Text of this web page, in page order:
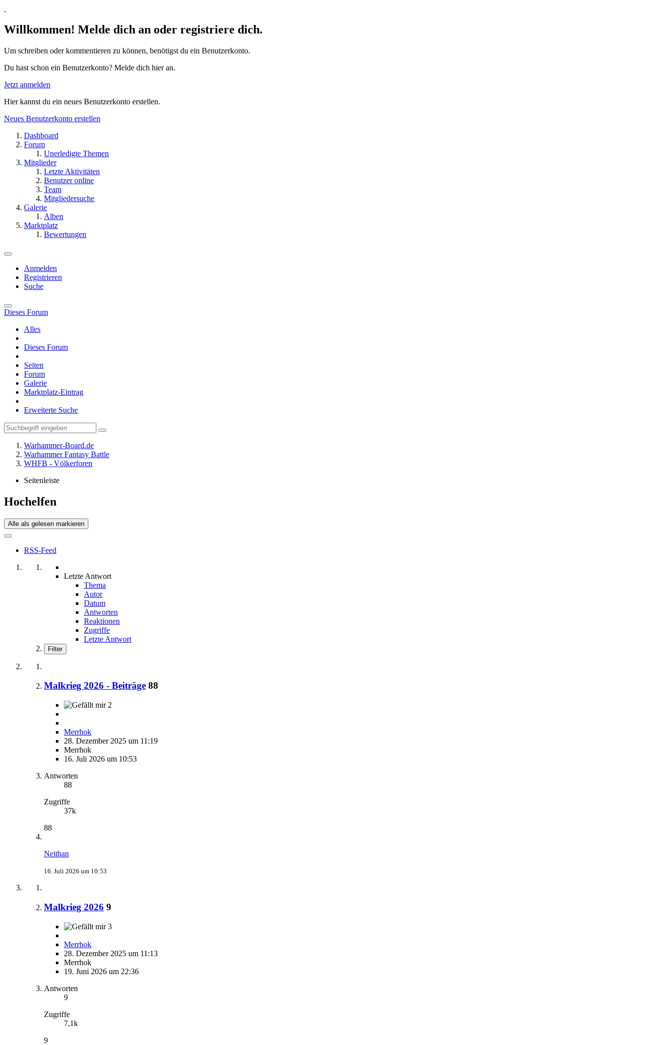
Willkommen! Melde dich an oder registriere dich.
Um schreiben oder kommentieren zu können, benötigst du ein Benutzerkonto.
Du hast schon ein Benutzerkonto? Melde dich hier an.
Jetzt anmelden
Hier kannst du ein neues Benutzerkonto erstellen.
Neues Benutzerkonto erstellen
Dashboard
Forum
Unerledigte Themen
Mitglieder
Letzte Aktivitäten
Benutzer online
Team
Mitgliedersuche
Galerie
Alben
Marktplatz
Bewertungen
Anmelden
Registrieren
Suche
Dieses Forum
Alles
Dieses Forum
Seiten
Forum
Galerie
Marktplatz-Eintrag
Erweiterte Suche
Warhammer-Board.de
Warhammer Fantasy Battle
WHFB - Völkerforen
Seitenleiste
Hochelfen
Alle als gelesen markieren
RSS-Feed
Letzte Antwort
Thema
Autor
Datum
Antworten
Reaktionen
Zugriffe
Letzte Antwort
Filter
Malkrieg 2026 - Beiträge 88
2
Merrhok
28. Dezember 2025 um 11:19
Merrhok
16. Juli 2026 um 10:53
Antworten
88
Zugriffe
37k
88
Neithan
16. Juli 2026 um 10:53
Malkrieg 2026 9
3
Merrhok
28. Dezember 2025 um 11:13
Merrhok
19. Juni 2026 um 22:36
Antworten
9
Zugriffe
7,1k
9